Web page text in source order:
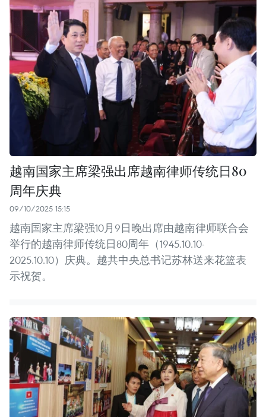
越南国家主席梁强出席越南律师传统日80
周年庆典
09/10/2025 15:15
越南国家主席梁强10月9日晚出席由越南律师联合会
举行的越南律师传统日80周年（1945.10.10-
2025.10.10）庆典。越共中央总书记苏林送来花篮表
示祝贺。